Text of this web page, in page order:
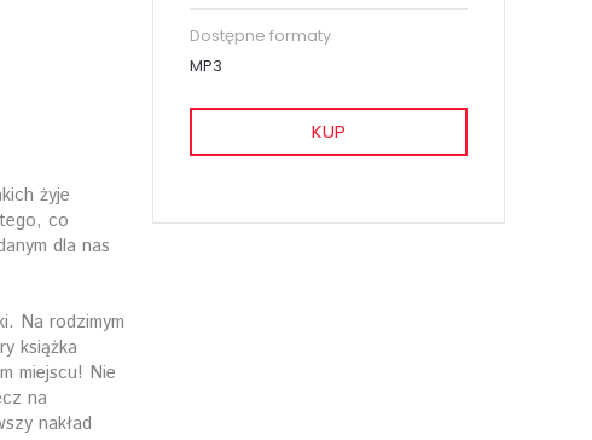
żyje
co
dla nas
Na rodzimym
książka
miejscu! Nie
na
nakład
Dostępne formaty
MP3
KUP